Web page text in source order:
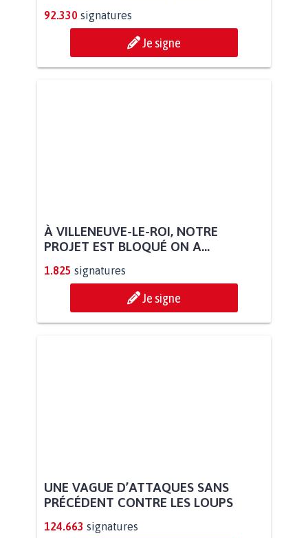
92.330 signatures
Je signe
À VILLENEUVE-LE-ROI, NOTRE
PROJET EST BLOQUÉ ON A...
1.825 signatures
Je signe
UNE VAGUE D’ATTAQUES SANS
PRÉCÉDENT CONTRE LES LOUPS
124.663 signatures